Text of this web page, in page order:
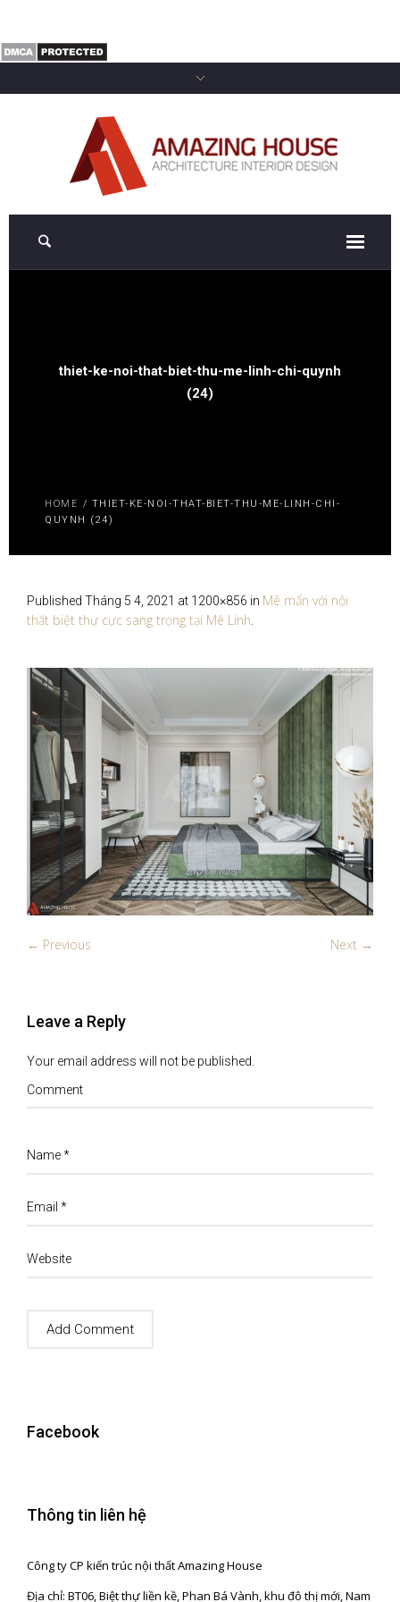
thiet-ke-noi-that-biet-thu-me-linh-chi-quynh
(24)
HOME / THIET-KE-NOI-THAT-BIET-THU-ME-LINH-CHI-
QUYNH (24)
Published Tháng 5 4, 2021 at 1200×856 in Mê mẩn với nội
thất biệt thự cực sang trọng tại Mê Linh.
← Previous Next →
Leave a Reply
Your email address will not be published.
Comment
Name*
Email *
Website
Facebook
Thông tin liên hệ
Công ty CP kiến trúc nội thất Amazing House
Địa chỉ: BT06, Biệt thự liền kề, Phan Bá Vành, khu đô thị mới, Nam